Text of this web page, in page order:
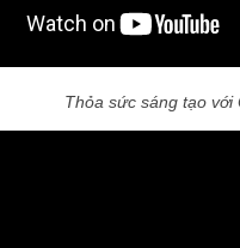
Thỏa sức sáng tạo với